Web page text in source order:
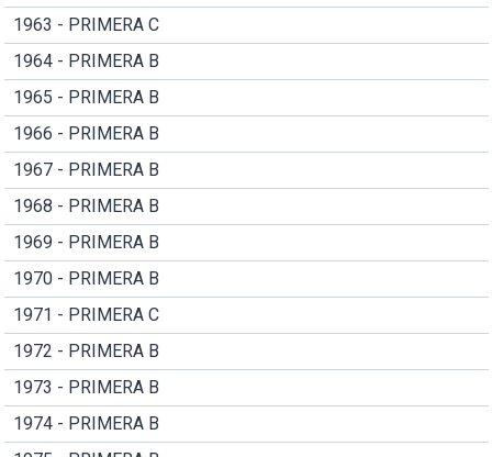
1963 - PRIMERA C
1964 - PRIMERA B
1965 - PRIMERA B
1966 - PRIMERA B
1967 - PRIMERA B
1968 - PRIMERA B
1969 - PRIMERA B
1970 - PRIMERA B
1971 - PRIMERA C
1972 - PRIMERA B
1973 - PRIMERA B
1974 - PRIMERA B